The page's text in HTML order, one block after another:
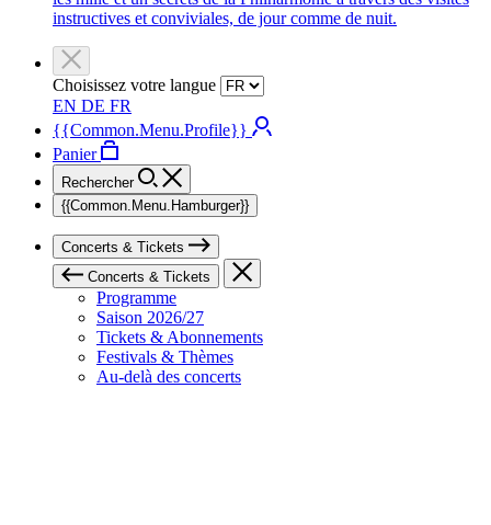
instructives et conviviales, de jour comme de nuit.
Choisissez votre langue
EN DE FR
{{Common.Menu.Profile}}
Panier
Rechercher
{{Common.Menu.Hamburger}}
Concerts & Tickets
Concerts & Tickets
Programme
Saison 2026/27
Tickets & Abonnements
Festivals & Thèmes
Au-delà des concerts